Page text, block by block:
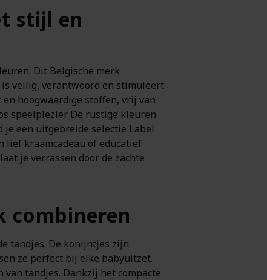
stijl en
Dit Belgische merk
veilig, verantwoord en stimuleert
hoogwaardige stoffen, vrij van
speelplezier. De rustige kleuren
je een uitgebreide selectie Label
lief kraamcadeau of educatief
je verrassen door de zachte
combineren
tandjes. De konijntjes zijn
ze perfect bij elke babyuitzet.
tandjes. Dankzij het compacte